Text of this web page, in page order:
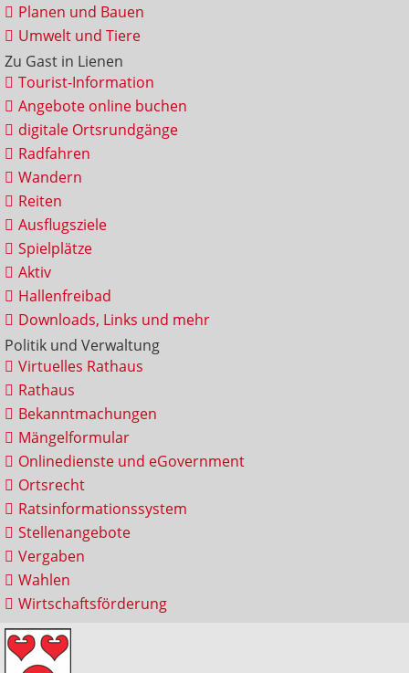
Planen und Bauen
Umwelt und Tiere
Zu Gast in Lienen
Tourist-Information
Angebote online buchen
digitale Ortsrundgänge
Radfahren
Wandern
Reiten
Ausflugsziele
Spielplätze
Aktiv
Hallenfreibad
Downloads, Links und mehr
Politik und Verwaltung
Virtuelles Rathaus
Rathaus
Bekanntmachungen
Mängelformular
Onlinedienste und eGovernment
Ortsrecht
Ratsinformationssystem
Stellenangebote
Vergaben
Wahlen
Wirtschaftsförderung